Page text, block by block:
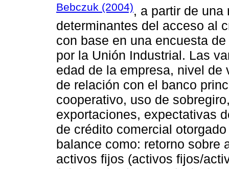
Bebczuk (2004), a partir de
determinantes del acceso al
con base en una encuesta
por la Unión Industrial. Las
edad de la empresa, nivel de
de relación con el banco
cooperativo, uso de
exportaciones, expectativas
de crédito comercial
balance como: retorno sobre
activos fijos (activos fijos/